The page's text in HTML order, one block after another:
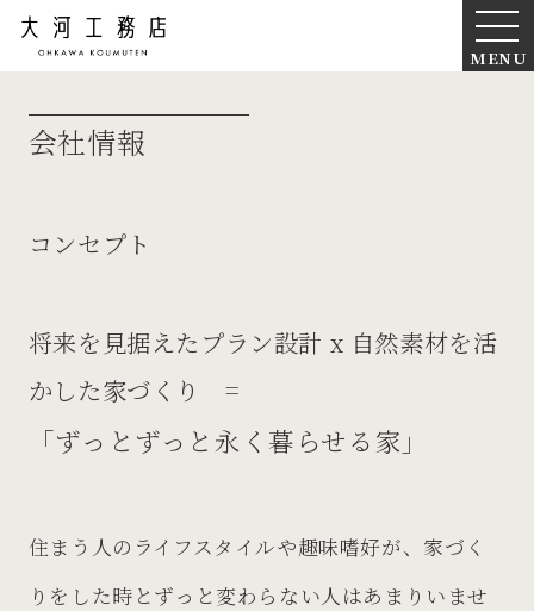
MENU
会社情報
コンセプト
将来を見据えたプラン設計 x 自然素材を活
かした家づくり =
「ずっとずっと永く暮らせる家」
住まう人のライフスタイルや趣味嗜好が、家づく
りをした時とずっと変わらない人はあまりいませ